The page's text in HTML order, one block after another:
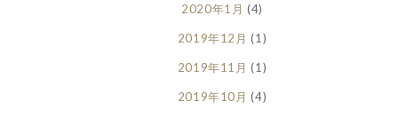
2020年1月 (4)
2019年12月 (1)
2019年11月 (1)
2019年10月 (4)